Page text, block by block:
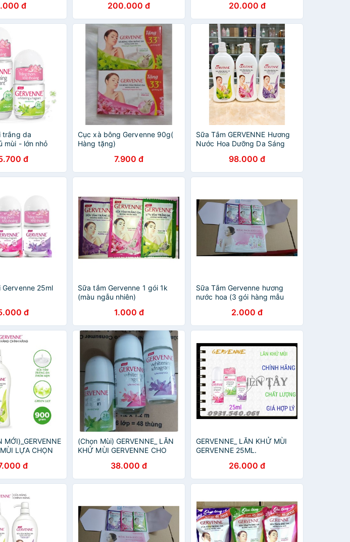
đ 200.000 đ 20.000 đ
trắng da
mùi - lớn nhỏ
đ
Cục xà bông Gervenne 90g(
Hàng tặng)
7.900 đ
Sữa Tắm GERVENNE Hương
Nước Hoa Dưỡng Da Sáng
98.000 đ
Gervenne 25ml
đ
Sữa tắm Gervenne 1 gói 1k
(màu ngẫu nhiên)
1.000 đ
Sữa Tắm Gervenne hương
nước hoa (3 gói hàng mẫu
2.000 đ
MỚI)_GERVENNE
LỰA CHỌN
đ
(Chọn Mùi) GERVENNE_ LĂN
KHỬ MÙI GERVENNE CHO
38.000 đ
GERVENNE_ LĂN KHỬ MÙI
GERVENNE 25ML.
26.000 đ